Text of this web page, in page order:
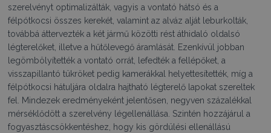
szerelvényt optimalizálták, vagyis a vontató hátsó és a
félpótkocsi összes kerekét, valamint az alváz alját leburkolták,
továbbá áttervezték a két jármű közötti rést áthidaló oldalsó
légterelőket, illetve a hűtőlevegő áramlását. Ezenkívül jobban
legömbölyítették a vontató orrát, lefedték a fellépőket, a
visszapillantó tükröket pedig kamerákkal helyettesítették, míg a
félpótkocsi hátuljára oldalra hajtható légterelő lapokat szereltek
fel. Mindezek eredményeként jelentősen, negyven százalékkal
mérséklődött a szerelvény légellenállása. Szintén hozzájárul a
fogyasztáscsökkentéshez, hogy kis gördülési ellenállású